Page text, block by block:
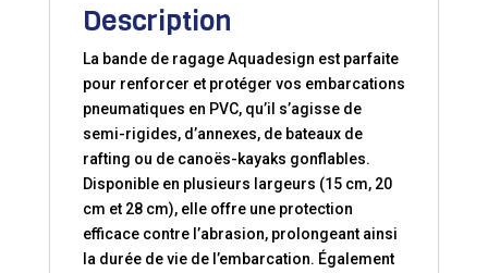
Description
La bande de ragage Aquadesign est parfaite
pour renforcer et protéger vos embarcations
pneumatiques en PVC, qu’il s’agisse de
semi-rigides, d’annexes, de bateaux de
rafting ou de canoës-kayaks gonflables.
Disponible en plusieurs largeurs (15 cm, 20
cm et 28 cm), elle offre une protection
efficace contre l’abrasion, prolongeant ainsi
la durée de vie de l’embarcation. Également